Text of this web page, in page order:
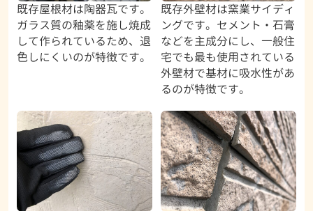
既存屋根材は陶器瓦です。
ガラス質の釉薬を施し焼成
して作られているため、退
色しにくいのが特徴です。
既存外壁材は窯業サイディ
ングです。セメント・石膏
などを主成分にし、一般住
宅でも最も使用されている
外壁材で基材に吸水性があ
るのが特徴です。